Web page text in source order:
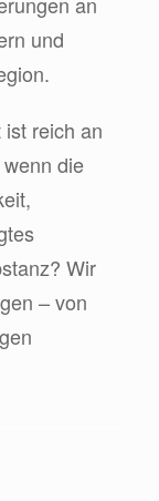
und
reich an
die
Wir
– von